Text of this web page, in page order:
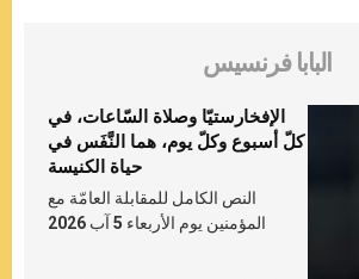
البابا فرنسيس
الإفخارستيّا وصلاة السّاعات، في
كلّ أسبوع وكلّ يوم، هما النَّفَس في
حياة الكنيسة
النص الكامل للمقابلة العامّة مع
المؤمنين يوم الأربعاء 5 آب 2026